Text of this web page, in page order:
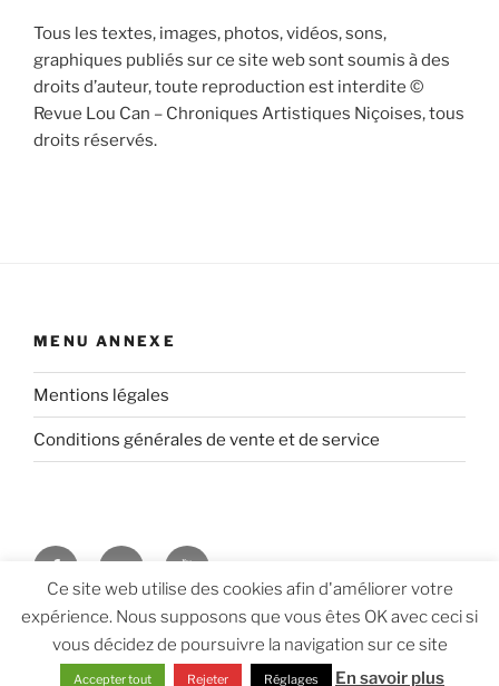
Tous les textes, images, photos, vidéos, sons,
graphiques publiés sur ce site web sont soumis à des
droits d’auteur, toute reproduction est interdite ©
Revue Lou Can – Chroniques Artistiques Niçoises, tous
droits réservés.
MENU ANNEXE
Mentions légales
Conditions générales de vente et de service
FacebookTwitter Youtube
Vie privée, données personnelles et politique de
confidentialité
Ce site web utilise des cookies afin d'améliorer votre
expérience. Nous supposons que vous êtes OK avec ceci si
vous décidez de poursuivre la navigation sur ce site
Accepter tout Rejeter Réglages En savoir plus